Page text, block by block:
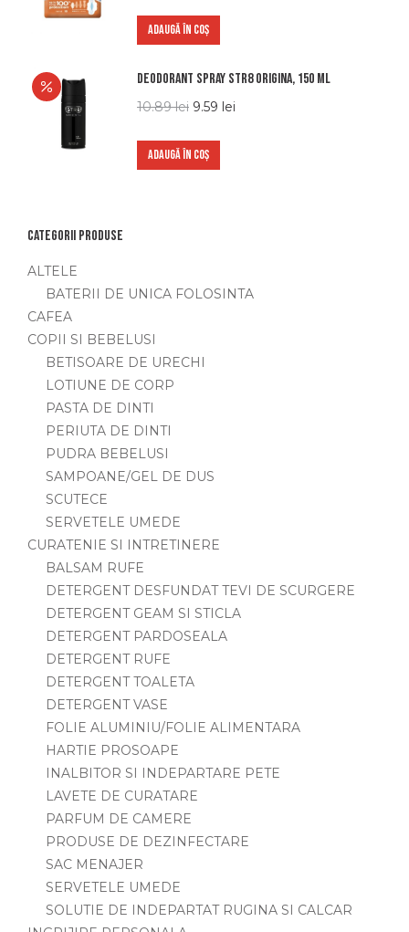
ADAUGĂ ÎN COȘ
Deodorant Spray STR8 Origina, 150 ml
10.89lei 9.59 lei
ADAUGĂ ÎN COȘ
Categorii produse
ALTELE
BATERII DE UNICA FOLOSINTA
CAFEA
COPII SI BEBELUSI
BETISOARE DE URECHI
LOTIUNE DE CORP
PASTA DE DINTI
PERIUTA DE DINTI
PUDRA BEBELUSI
SAMPOANE/GEL DE DUS
SCUTECE
SERVETELE UMEDE
CURATENIE SI INTRETINERE
BALSAM RUFE
DETERGENT DESFUNDAT TEVI DE SCURGERE
DETERGENT GEAM SI STICLA
DETERGENT PARDOSEALA
DETERGENT RUFE
DETERGENT TOALETA
DETERGENT VASE
FOLIE ALUMINIU/FOLIE ALIMENTARA
HARTIE PROSOAPE
INALBITOR SI INDEPARTARE PETE
LAVETE DE CURATARE
PARFUM DE CAMERE
PRODUSE DE DEZINFECTARE
SAC MENAJER
SERVETELE UMEDE
SOLUTIE DE INDEPARTAT RUGINA SI CALCAR